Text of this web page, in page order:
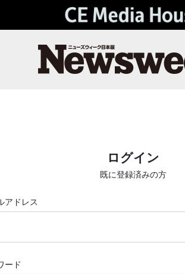
ログイン
既に登録済みの方
アドレス
ード